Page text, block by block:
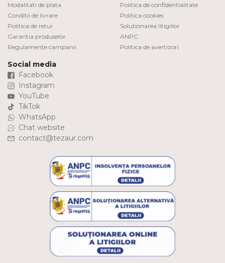
Modalitati de plata
Conditii de livrare
Politica de retur
Garantia produselor
Regulamente campanii
Politica de confidentialitate
Politica cookies
Solutionarea litigiilor
ANPC
Politica de avertizori
Social media
Facebook
Instagram
YouTube
TikTok
WhatsApp
Chat website
contact@tezaur.com